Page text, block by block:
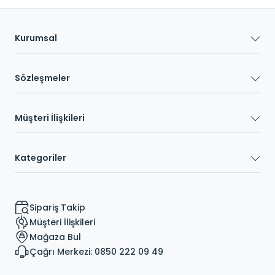
Kurumsal
Sözleşmeler
Müşteri İlişkileri
Kategoriler
Sipariş Takip
Müşteri İlişkileri
Mağaza Bul
Çağrı Merkezi: 0850 222 09 49